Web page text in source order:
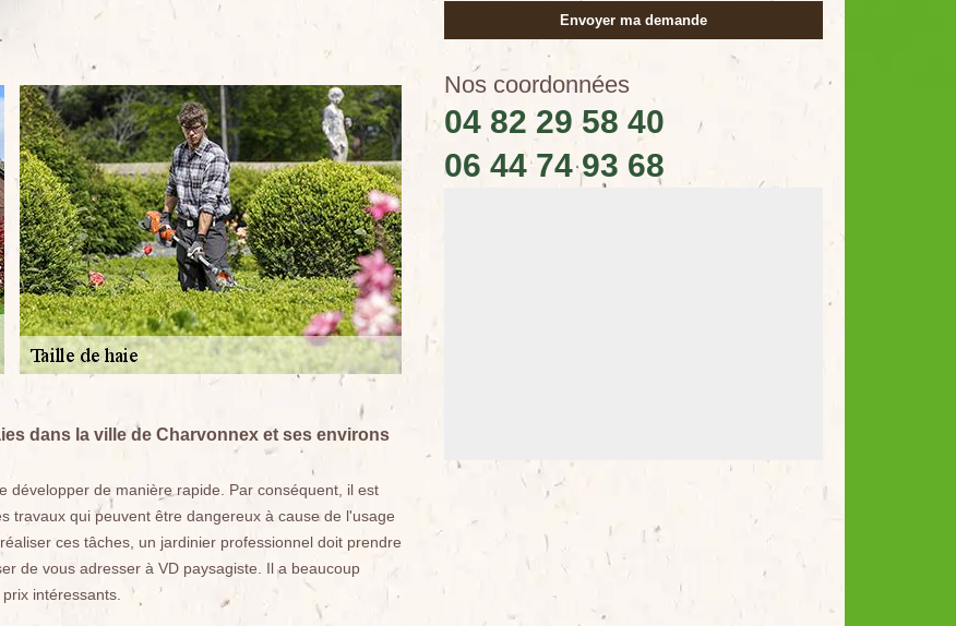
dans la ville de Charvonnex et ses environs
développer de manière rapide. Par conséquent, il est
travaux qui peuvent être dangereux à cause de l'usage
ces tâches, un jardinier professionnel doit prendre
de vous adresser à VD paysagiste. Il a beaucoup
intéressants.
Nos coordonnées
04 82 29 58 40
06 44 74 93 68